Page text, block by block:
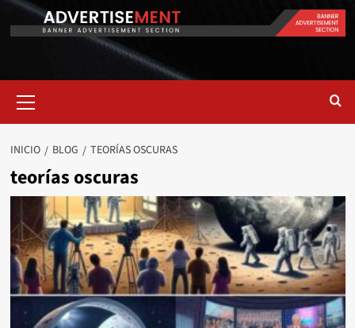
INICIO BLOG TEORÍAS OSCURAS
teorías oscuras